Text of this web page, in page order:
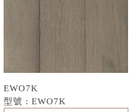
EWO7K
型號 : EWO7K